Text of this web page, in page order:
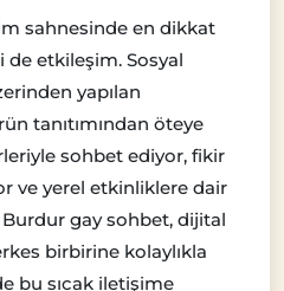
sahnesinde en dikkat
etkileşim. Sosyal
yapılan
tanıtımından öteye
sohbet ediyor, fikir
ve yerel etkinliklere dair
Burdur gay sohbet, dijital
birbirine kolaylıkla
bu sıcak iletişime